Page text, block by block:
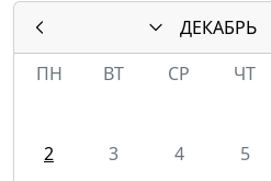
ДЕКАБРЬ
ПН
ВТ СР ЧТ
2
3 4 5